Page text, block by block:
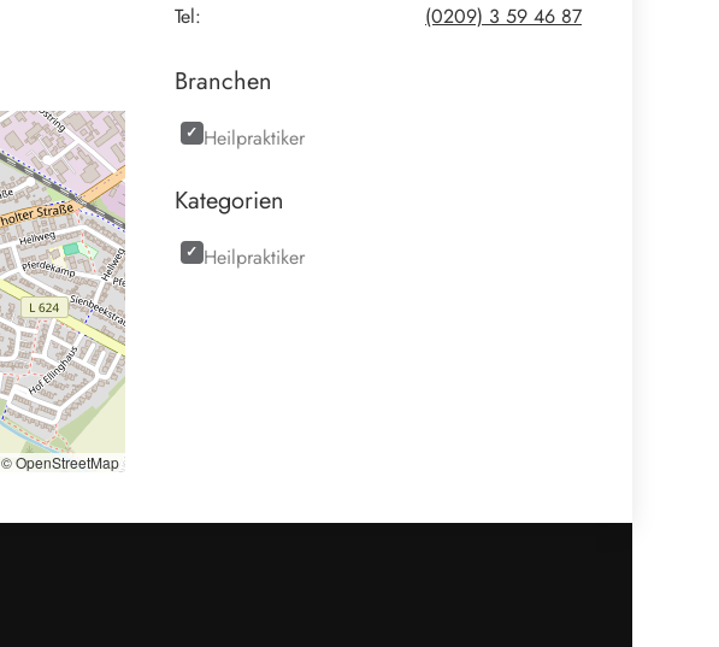
© OpenStreetMap
Tel:
(0209) 3 59 46 87
Branchen
Heilpraktiker
Kategorien
Heilpraktiker